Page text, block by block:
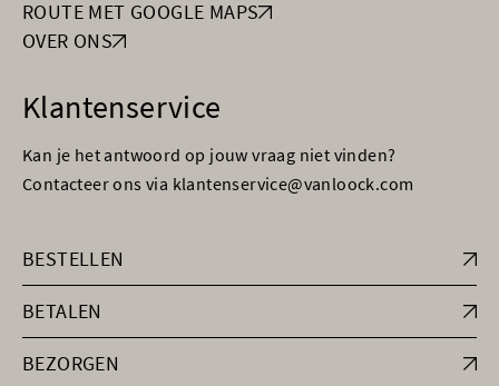
ROUTE MET GOOGLE MAPS
OVER ONS
Klantenservice
Kan je het antwoord op jouw vraag niet vinden?
Contacteer ons via klantenservice@vanloock.com
BESTELLEN
BETALEN
BEZORGEN